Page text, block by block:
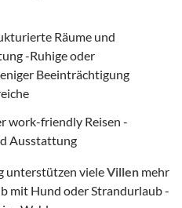
Räume und
-Ruhige oder
Beeinträchtigung
work-friendly Reisen -
Ausstattung
unterstützen vieleVillen mehr
mit Hund oder Strandurlaub -